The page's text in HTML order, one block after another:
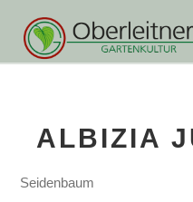
ALBIZIA
Seidenbaum